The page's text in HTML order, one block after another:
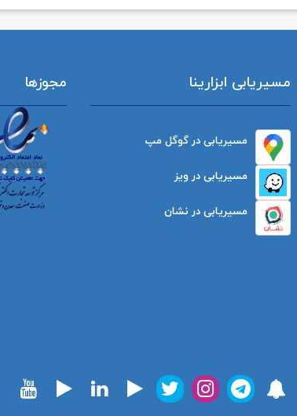
مسیریابی ابزارینا
مسیریابی در گوگل مپ
مسیریابی در ویز
مسیریابی در نشان
مجوزها